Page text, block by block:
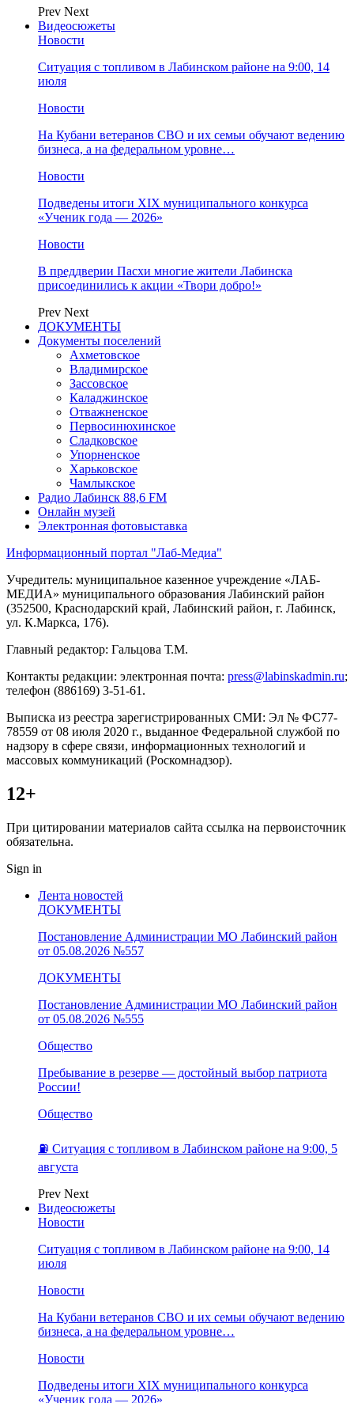
Prev Next
Видеосюжеты
Новости
Ситуация с топливом в Лабинском районе на 9:00, 14
июля
Новости
На Кубани ветеранов СВО и их семьи обучают ведению
бизнеса, а на федеральном уровне…
Новости
Подведены итоги XIX муниципального конкурса
«Ученик года — 2026»
Новости
В преддверии Пасхи многие жители Лабинска
присоединились к акции «Твори добро!»
Prev Next
ДОКУМЕНТЫ
Документы поселений
Ахметовское
Владимирское
Зассовское
Каладжинское
Отважненское
Первосинюхинское
Сладковское
Упорненское
Харьковское
Чамлыкское
Радио Лабинск 88,6 FM
Онлайн музей
Электронная фотовыставка
Информационный портал "Лаб-Медиа"
Учредитель: муниципальное казенное учреждение «ЛАБ-
МЕДИА» муниципального образования Лабинский район
(352500, Краснодарский край, Лабинский район, г. Лабинск,
ул. К.Маркса, 176).
Главный редактор: Гальцова Т.М.
Контакты редакции: электронная почта: press@labinskadmin.ru;
телефон (886169) 3-51-61.
Выписка из реестра зарегистрированных СМИ: Эл № ФС77-
78559 от 08 июля 2020 г., выданное Федеральной службой по
надзору в сфере связи, информационных технологий и
массовых коммуникаций (Роскомнадзор).
12+
При цитировании материалов сайта ссылка на первоисточник
обязательна.
Sign in
Лента новостей
ДОКУМЕНТЫ
Постановление Администрации МО Лабинский район
от 05.08.2026 №557
ДОКУМЕНТЫ
Постановление Администрации МО Лабинский район
от 05.08.2026 №555
Общество
Пребывание в резерве — достойный выбор патриота
России!
Общество
⛽️ Ситуация с топливом в Лабинском районе на 9:00, 5
августа
Prev Next
Видеосюжеты
Новости
Ситуация с топливом в Лабинском районе на 9:00, 14
июля
Новости
На Кубани ветеранов СВО и их семьи обучают ведению
бизнеса, а на федеральном уровне…
Новости
Подведены итоги XIX муниципального конкурса
«Ученик года — 2026»